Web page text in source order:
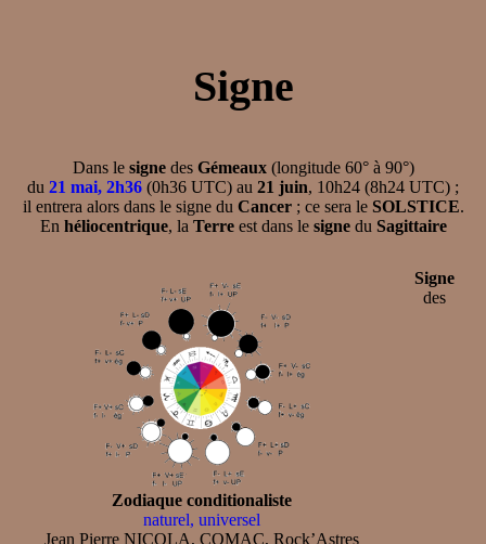
Signe
Dans le signedes Gémeaux(longitude 60° à 90°)
du 21 mai, 2h36 (0h36 UTC) au 21 juin, 10h24 (8h24 UTC) ;
il entrera alors dans le signe du Cancer; ce sera le SOLSTICE.
En héliocentrique, la Terreest dans le signedu Sagittaire
Zodiaque conditionaliste
naturel, universel
Jean Pierre NICOLA, COMAC, Rock’Astres
Signe
des